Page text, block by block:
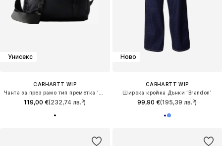
Унисекс
CARHARTT WIP
119,00 €(232,74 лв.³)
Ново
CARHARTT WIP
Широка кройка Дънки 'Brandon'
99,90 €(195,39 лв.³)